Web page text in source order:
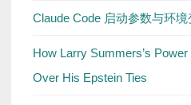
Claude Code 启动参数与环境
How Larry Summers’s
Over His Epstein Ties